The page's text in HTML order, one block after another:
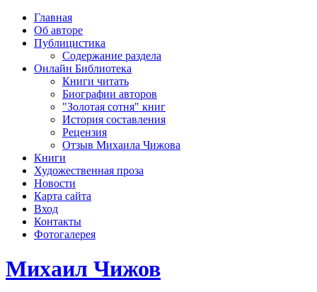
Главная
Об авторе
Публицистика
Содержание раздела
Онлайн Библиотека
Книги читать
Биографии авторов
"Золотая сотня" книг
История составления
Рецензия
Отзыв Михаила Чижова
Книги
Художественная проза
Новости
Карта сайта
Вход
Контакты
Фотогалерея
Михаил Чижов